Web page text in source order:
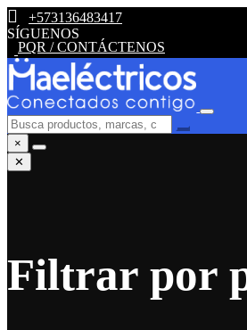
+573136483417
SÍGUENOS
PQR / CONTÁCTENOS
×
✕
Filtrar por